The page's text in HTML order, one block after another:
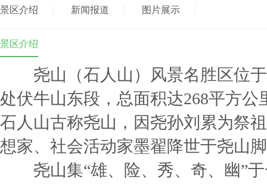
景区介绍 新闻报道 图片展示
景区介绍
尧山（石人山）风景名胜区位于
处伏牛山东段，总面积达268平方公
石人山古称尧山，因尧孙刘累为祭
想家、社会活动家墨翟降世于尧山
尧山集“雄、险、秀、奇、幽”于